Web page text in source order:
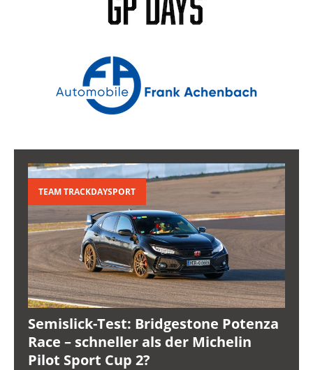
TEAM TRACKDAYSPORT
Semislick-Test: Bridgestone Potenza
Race – schneller als der Michelin
Pilot Sport Cup 2?